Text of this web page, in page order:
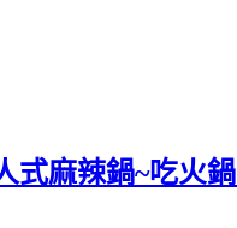
式麻辣鍋~吃火